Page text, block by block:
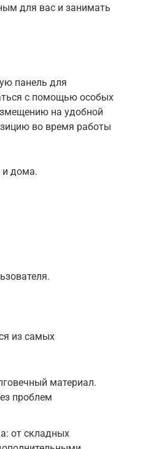
для вас и занимать
панель для
с помощью особых
на удобной
во время работы
и дома.
из самых
материал.
проблем
от складных